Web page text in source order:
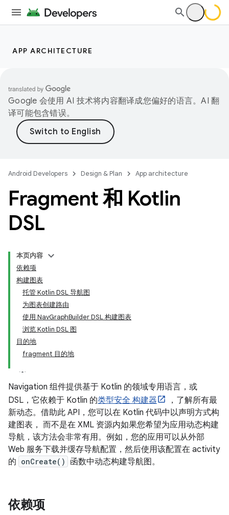
APP ARCHITECTURE
Google 会使用 AI 技术将内容翻译成您偏好的语言。AI 翻
译可能包含错误。
Android Developers Design & Plan App architecture
Fragment 和 Kotlin
DSL
本页内容
依赖项
构建图表
托管 Kotlin DSL 导航图
为图表创建路由
使用 NavGraphBuilder DSL 构建图表
浏览 Kotlin DSL 图
目的地
fragment 目的地
Navigation 组件提供基于 Kotlin 的领域专用语言，或
DSL，它依赖于 Kotlin 的类型安全 构建器
，了解所有最
新动态。借助此 API，您可以在 Kotlin 代码中以声明方式构
建图表， 而不是在 XML 资源内如果您希望为应用动态构建
导航，该方法会非常有用。例如，您的应用可以从外部
Web 服务下载并缓存导航配置，然后使用该配置在 activity
的 onCreate() 函数中动态构建导航图。
依赖项